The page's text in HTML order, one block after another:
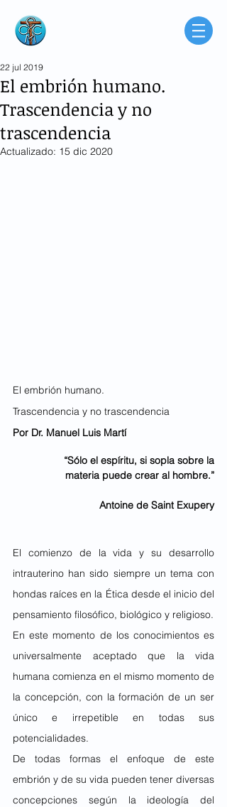
El embrión humano.
Trascendencia y no
trascendencia
22 jul 2019
Actualizado: 15 dic 2020
El embrión humano.
Trascendencia y no trascendencia
Por Dr. Manuel Luis Martí
“Sólo el espíritu, si sopla sobre la
materia puede crear al hombre.”
Antoine de Saint Exupery
El comienzo de la vida y su desarrollo
intrauterino han sido siempre un tema con
hondas raíces en la Ética desde el inicio del
pensamiento filosófico, biológico y religioso.
En este momento de los conocimientos es
universalmente aceptado que la vida
humana comienza en el mismo momento de
la concepción, con la formación de un ser
único e irrepetible en todas sus
potencialidades.
De todas formas el enfoque de este
embrión y de su vida pueden tener diversas
concepciones según la ideología del